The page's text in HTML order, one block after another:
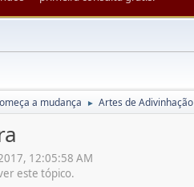
a mudança ► Artes de Adivinhação
12:05:58 AM
este tópico.